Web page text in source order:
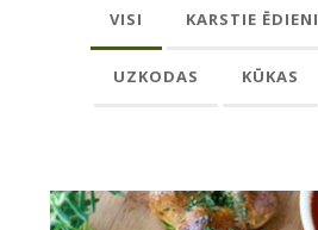
VISI KARSTIE ĒDIENI
UZKODAS KŪKAS